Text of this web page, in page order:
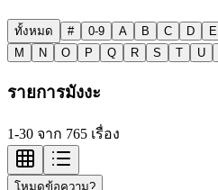
ทั้งหมด # 0-9 A B C D E
M
N O P Q R S T U
รายการมังงะ
1-30 จาก 765 เรื่อง
โหมดข้อความ?